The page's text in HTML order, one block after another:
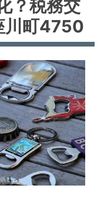
？税務交
川町4750